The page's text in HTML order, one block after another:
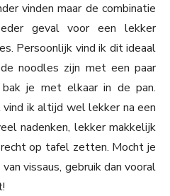
vinden maar de combinatie
geval voor een lekker
Persoonlijk vind ik dit ideaal
noodles zijn met een paar
je met elkaar in de pan.
ik altijd wel lekker na een
nadenken, lekker makkelijk
op tafel zetten. Mocht je
vissaus, gebruik dan vooral